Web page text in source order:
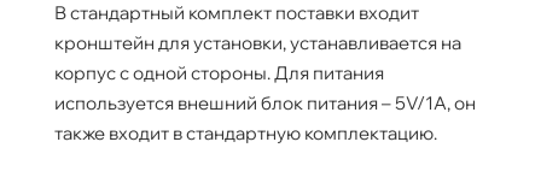
В стандартный комплект поставки входит
кронштейн для установки, устанавливается на
корпус с одной стороны. Для питания
используется внешний блок питания – 5V/1А, он
также входит в стандартную комплектацию.